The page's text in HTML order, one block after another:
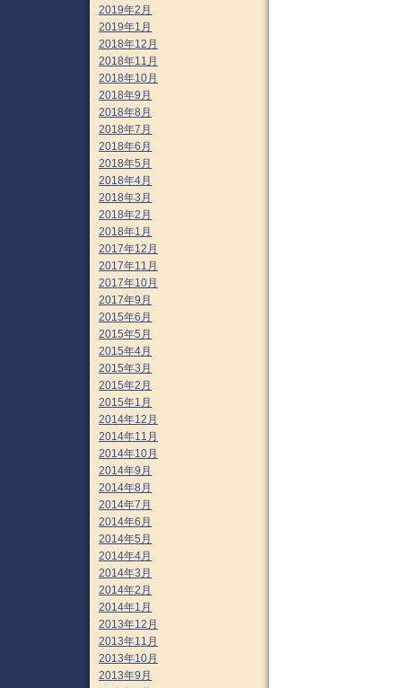
2019年2月
2019年1月
2018年12月
2018年11月
2018年10月
2018年9月
2018年8月
2018年7月
2018年6月
2018年5月
2018年4月
2018年3月
2018年2月
2018年1月
2017年12月
2017年11月
2017年10月
2017年9月
2015年6月
2015年5月
2015年4月
2015年3月
2015年2月
2015年1月
2014年12月
2014年11月
2014年10月
2014年9月
2014年8月
2014年7月
2014年6月
2014年5月
2014年4月
2014年3月
2014年2月
2014年1月
2013年12月
2013年11月
2013年10月
2013年9月